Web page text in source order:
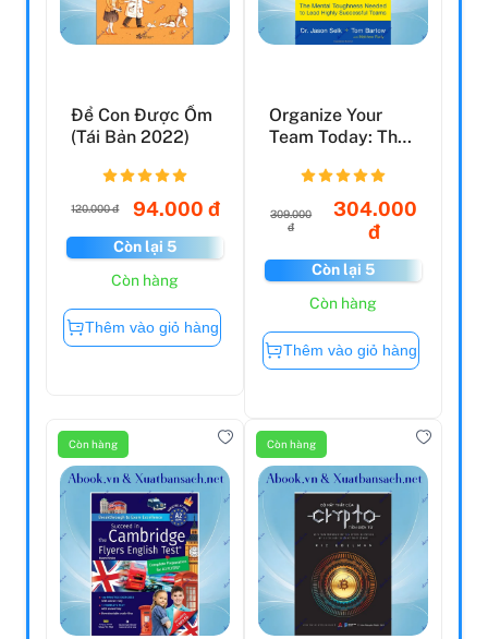
Để Con Được Ốm
(Tái Bản 2022)
120.000 đ 94.000 đ
Còn lại 5
Còn hàng
Thêm vào giỏ hàng
Organize Your
Team Today: The
Nee...
309.000
đ
304.000
đ
Còn lại 5
Còn hàng
Thêm vào giỏ hàng
Còn hàng Còn hàng